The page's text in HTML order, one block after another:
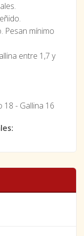
Pesan mínimo
entre 1,7 y
18 - Gallina 16